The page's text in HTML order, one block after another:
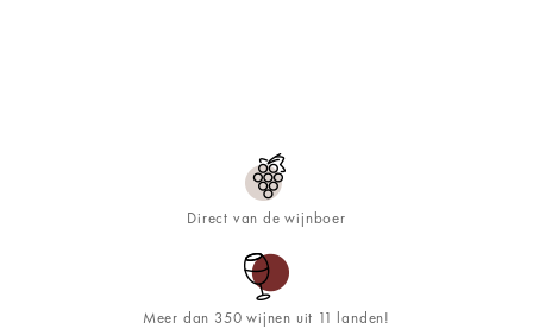
Direct van de wijnboer
Meer dan 350 wijnen uit 11 landen!